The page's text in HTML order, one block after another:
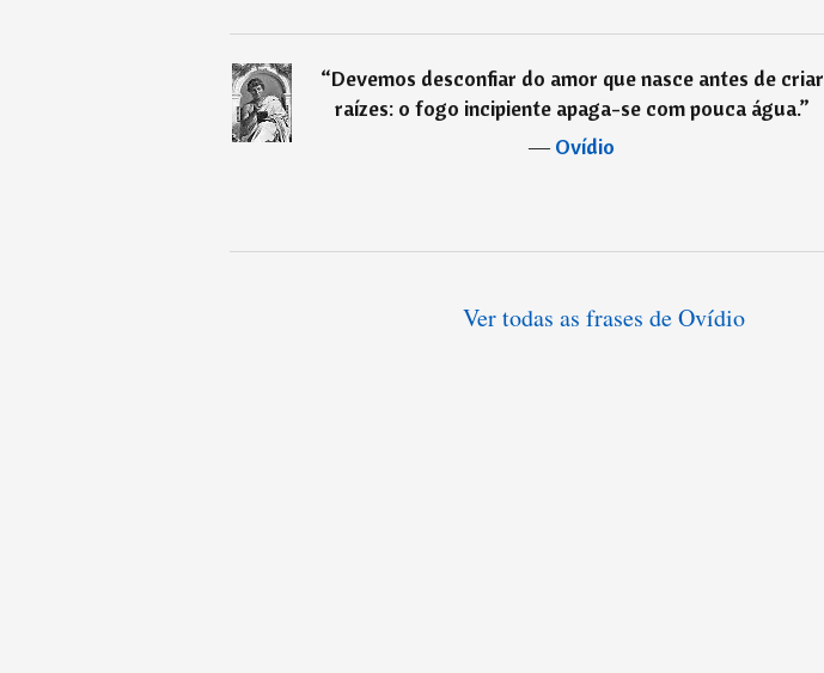
“Devemos desconfiar do amor que nasce antes de criar
raízes: o fogo incipiente apaga-se com pouca água.”
―Ovídio
Ver todas as frases de Ovídio